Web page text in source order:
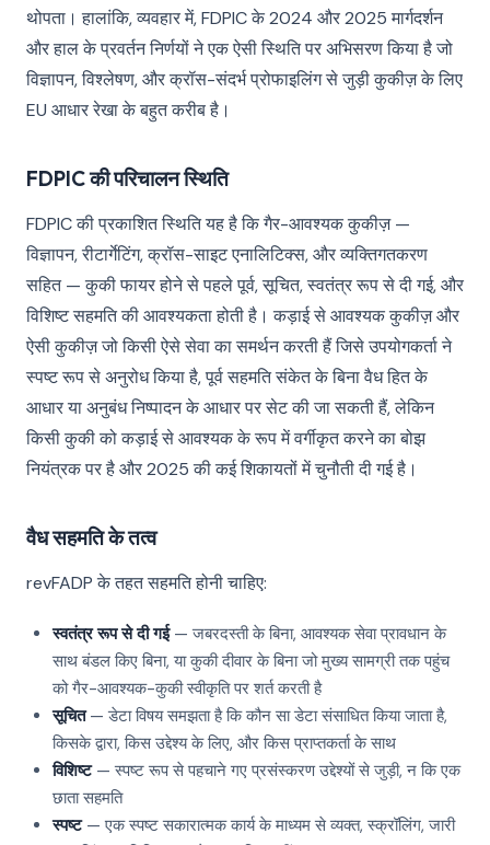
थोपता। हालांकि, व्यवहार में, FDPIC के 2024 और 2025 मार्गदर्शन
और हाल के प्रवर्तन निर्णयों ने एक ऐसी स्थिति पर अभिसरण किया है जो
विज्ञापन, विश्लेषण, और क्रॉस-संदर्भ प्रोफाइलिंग से जुड़ी कुकीज़ के लिए
EU आधार रेखा के बहुत करीब है।
FDPIC की परिचालन स्थिति
FDPIC की प्रकाशित स्थिति यह है कि गैर-आवश्यक कुकीज़ —
विज्ञापन, रीटार्गेटिंग, क्रॉस-साइट एनालिटिक्स, और व्यक्तिगतकरण
सहित — कुकी फायर होने से पहले पूर्व, सूचित, स्वतंत्र रूप से दी गई, और
विशिष्ट सहमति की आवश्यकता होती है। कड़ाई से आवश्यक कुकीज़ और
ऐसी कुकीज़ जो किसी ऐसे सेवा का समर्थन करती हैं जिसे उपयोगकर्ता ने
स्पष्ट रूप से अनुरोध किया है, पूर्व सहमति संकेत के बिना वैध हित के
आधार या अनुबंध निष्पादन के आधार पर सेट की जा सकती हैं, लेकिन
किसी कुकी को कड़ाई से आवश्यक के रूप में वर्गीकृत करने का बोझ
नियंत्रक पर है और 2025 की कई शिकायतों में चुनौती दी गई है।
वैध सहमति के तत्व
revFADP के तहत सहमति होनी चाहिए:
स्वतंत्र रूप से दी गई— जबरदस्ती के बिना, आवश्यक सेवा प्रावधान के
साथ बंडल किए बिना, या कुकी दीवार के बिना जो मुख्य सामग्री तक पहुंच
को गैर-आवश्यक-कुकी स्वीकृति पर शर्त करती है
सूचित— डेटा विषय समझता है कि कौन सा डेटा संसाधित किया जाता है,
किसके द्वारा, किस उद्देश्य के लिए, और किस प्राप्तकर्ता के साथ
विशिष्ट— स्पष्ट रूप से पहचाने गए प्रसंस्करण उद्देश्यों से जुड़ी, न कि एक
छाता सहमति
स्पष्ट— एक स्पष्ट सकारात्मक कार्य के माध्यम से व्यक्त, स्क्रॉलिंग, जारी